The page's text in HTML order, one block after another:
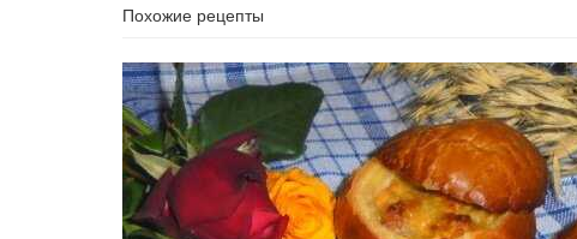
Похожие рецепты